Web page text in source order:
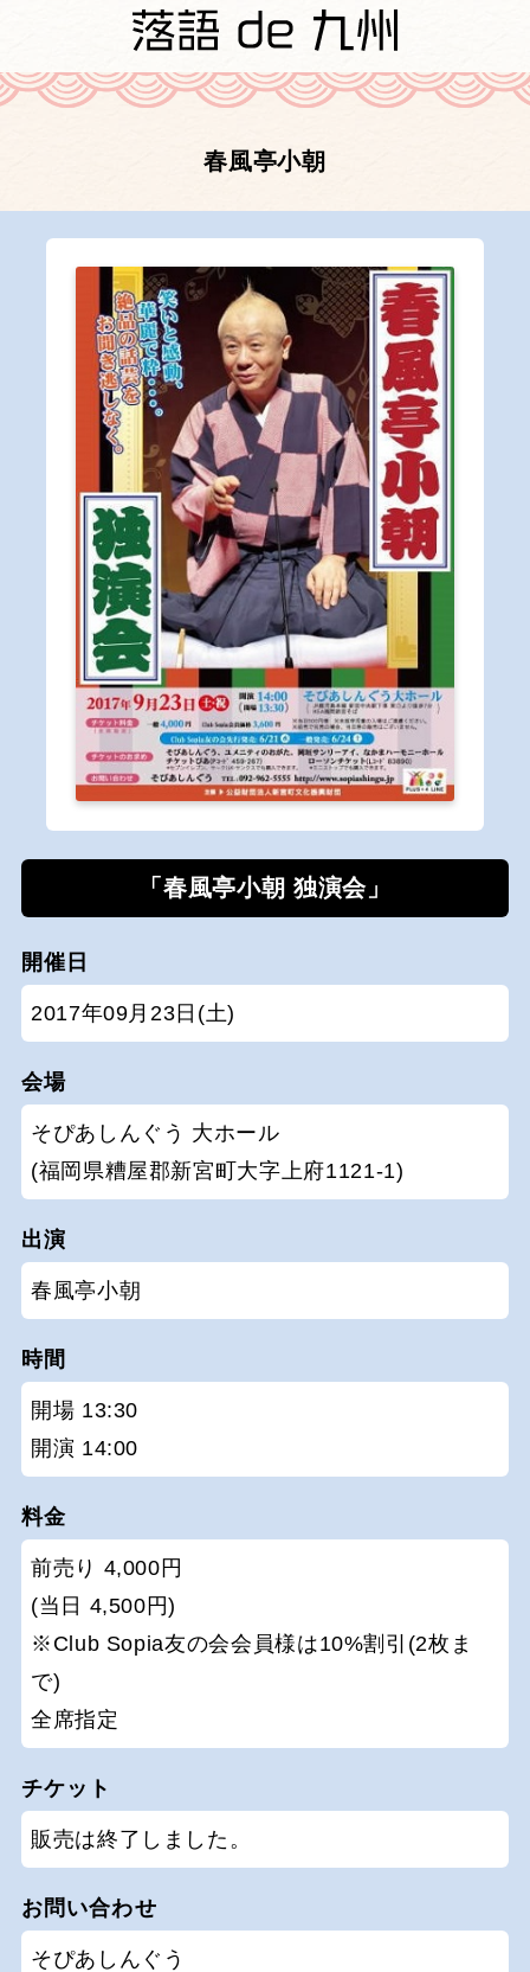
春風亭小朝
「春風亭小朝 独演会」
開催日
2017年09月23日(土)
会場
そぴあしんぐう 大ホール
(福岡県糟屋郡新宮町大字上府1121-1)
出演
春風亭小朝
時間
開場 13:30
開演 14:00
料金
前売り 4,000円
(当日 4,500円)
※Club Sopia友の会会員様は10%割引(2枚ま
で)
全席指定
チケット
販売は終了しました。
お問い合わせ
そぴあしんぐう